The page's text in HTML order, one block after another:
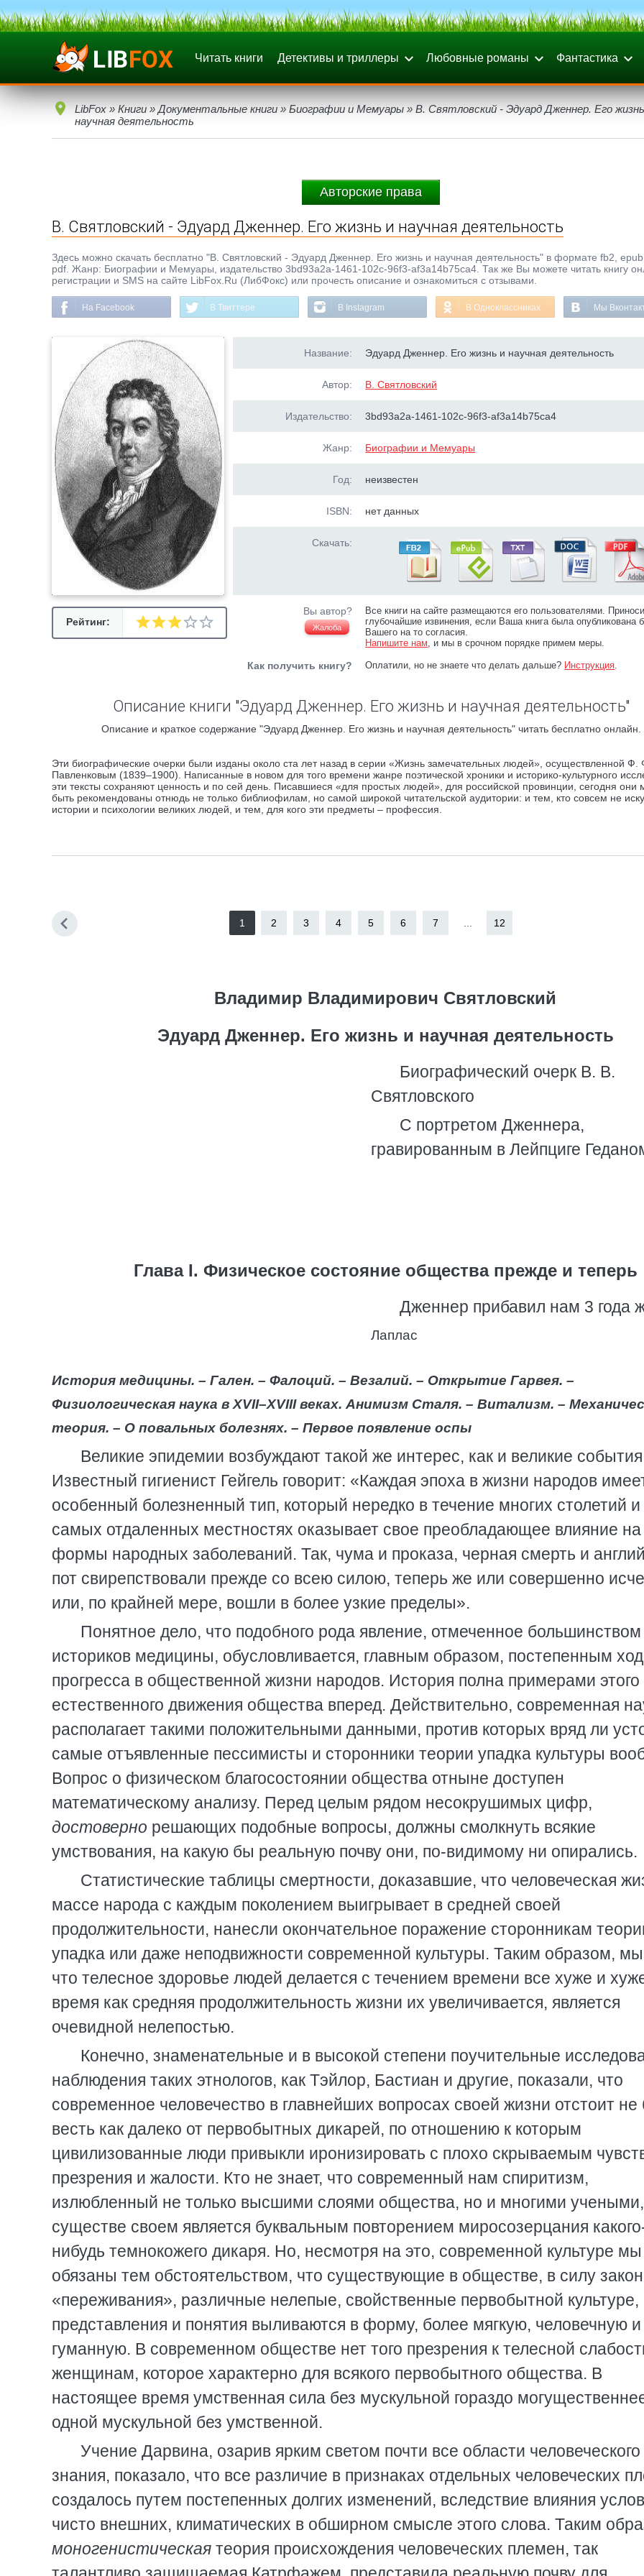
Читать книги Детективы и триллеры Любовные романы Фантастика
LibFox » Книги » Документальные книги » Биографии и Мемуары » В. Святловский - Эдуард Дженнер. Его
научная деятельность
Авторские права
В. Святловский - Эдуард Дженнер. Его жизнь и научная деятельность
Здесь можно скачать бесплатно "В. Святловский - Эдуард Дженнер. Его жизнь и научная деятельность" в формате fb2,
pdf. Жанр: Биографии и Мемуары, издательство 3bd93a2a-1461-102c-96f3-af3a14b75ca4. Так же Вы можете читать книгу
регистрации и SMS на сайте LibFox.Ru (ЛибФокс) или прочесть описание и ознакомиться с отзывами.
На Facebook В Твиттере В Instagram В Одноклассниках Мы
Рейтинг:
Название: Эдуард Дженнер. Его жизнь и научная деятельность
Автор: В. Святловский
Издательство: 3bd93a2a-1461-102c-96f3-af3a14b75ca4
Жанр: Биографии и Мемуары
Год: неизвестен
ISBN: нет данных
Скачать:
Вы автор?
Жалоба
Все книги на сайте размещаются его пользователями.
глубочайшие извинения, если Ваша книга была опубликована
Вашего на то согласия.
Напишите нам, и мы в срочном порядке примем меры.
Как получить книгу? Оплатили, но не знаете что делать дальше? Инструкция.
Описание книги "Эдуард Дженнер. Его жизнь и научная деятельность"
Описание и краткое содержание "Эдуард Дженнер. Его жизнь и научная деятельность" читать бесплатно онлайн.
Эти биографические очерки были изданы около ста лет назад в серии «Жизнь замечательных людей», осуществленной Ф.
Павленковым (1839–1900). Написанные в новом для того времени жанре поэтической хроники и историко-культурного
эти тексты сохраняют ценность и по сей день. Писавшиеся «для простых людей», для российской провинции, сегодня они
быть рекомендованы отнюдь не только библиофилам, но самой широкой читательской аудитории: и тем, кто совсем не
истории и психологии великих людей, и тем, для кого эти предметы – профессия.
1 2 3 4 5 6 7 12
Владимир Владимирович Святловский
Эдуард Дженнер. Его жизнь и научная деятельность
Биографический очерк В. В.
Святловского
С портретом Дженнера,
гравированным в Лейпциге
Глава I. Физическое состояние общества прежде и теперь
Дженнер прибавил нам 3 года
Лаплас
История медицины. – Гален. – Фалоций. – Везалий. – Открытие Гарвея. –
Физиологическая наука в XVII–XVIII веках. Анимизм Сталя. – Витализм. –
теория. – О повальных болезнях. – Первое появление оспы
Великие эпидемии возбуждают такой же интерес, как и великие
Известный гигиенист Гейгель говорит: «Каждая эпоха в жизни народов
особенный болезненный тип, который нередко в течение многих столетий и
самых отдаленных местностях оказывает свое преобладающее влияние на
формы народных заболеваний. Так, чума и проказа, черная смерть и
пот свирепствовали прежде со всею силою, теперь же или совершенно
или, по крайней мере, вошли в более узкие пределы».
Понятное дело, что подобного рода явление, отмеченное большинством
историков медицины, обусловливается, главным образом, постепенным
прогресса в общественной жизни народов. История полна примерами этого
естественного движения общества вперед. Действительно, современная
располагает такими положительными данными, против которых вряд ли
самые отъявленные пессимисты и сторонники теории упадка культуры
Вопрос о физическом благосостоянии общества отныне доступен
математическому анализу. Перед целым рядом несокрушимых цифр,
достоверно решающих подобные вопросы, должны смолкнуть всякие
умствования, на какую бы реальную почву они, по-видимому ни опирались.
Статистические таблицы смертности, доказавшие, что человеческая
массе народа с каждым поколением выигрывает в средней своей
продолжительности, нанесли окончательное поражение сторонникам
упадка или даже неподвижности современной культуры. Таким образом,
что телесное здоровье людей делается с течением времени все хуже и
время как средняя продолжительность жизни их увеличивается, является
очевидной нелепостью.
Конечно, знаменательные и в высокой степени поучительные
наблюдения таких этнологов, как Тэйлор, Бастиан и другие, показали, что
современное человечество в главнейших вопросах своей жизни отстоит не
весть как далеко от первобытных дикарей, по отношению к которым
цивилизованные люди привыкли иронизировать с плохо скрываемым
презрения и жалости. Кто не знает, что современный нам спиритизм,
излюбленный не только высшими слоями общества, но и многими
существе своем является буквальным повторением миросозерцания
нибудь темнокожего дикаря. Но, несмотря на это, современной культуре мы
обязаны тем обстоятельством, что существующие в обществе, в силу
«переживания», различные нелепые, свойственные первобытной культуре,
представления и понятия выливаются в форму, более мягкую, человечную и
гуманную. В современном обществе нет того презрения к телесной
женщинам, которое характерно для всякого первобытного общества. В
настоящее время умственная сила без мускульной гораздо
одной мускульной без умственной.
Учение Дарвина, озарив ярким светом почти все области человеческого
знания, показало, что все различие в признаках отдельных человеческих
создалось путем постепенных долгих изменений, вследствие влияния
чисто внешних, климатических в обширном смысле этого слова. Таким
моногенистическая теория происхождения человеческих племен, так